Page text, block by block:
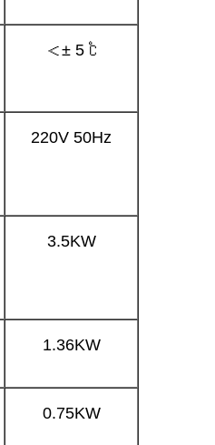
＜± 5 ℃
220V 50Hz
3.5KW
1.36KW
0.75KW